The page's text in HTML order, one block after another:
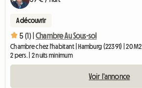
A découvrir
5 (1) | Chambre Au Sous-sol
Chambre chez l'habitant | Hamburg (22391) | 20 M2
2 pers. | 2 nuits minimum
Voir l'annonce